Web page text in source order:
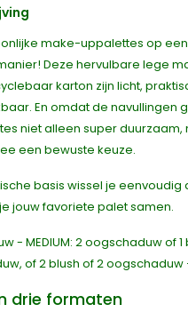
make-uppalettes op een
Deze hervulbare lege
karton zijn licht,
En omdat de navullingen
niet alleen super duurzaam,
een bewuste keuze.
basis wissel je eenvoudig
jouw favoriete palet samen.
- MEDIUM: 2 oogschaduw of
of 2 blush of 2 oogschaduw
drie formaten